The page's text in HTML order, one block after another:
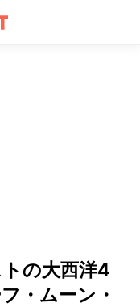
の大西洋4
・ムーン・